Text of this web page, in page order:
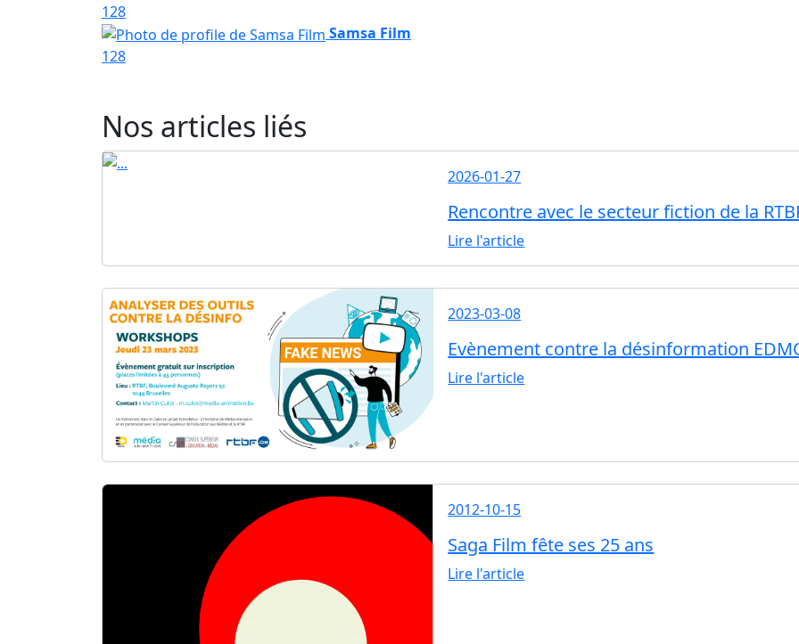
128
Samsa Film
128
Nos articles liés
2026-01-27
Rencontre avec le secteur fiction de la
Lire l'article
2023-03-08
Evènement contre la désinformation
Lire l'article
2012-10-15
Saga Film fête ses 25 ans
Lire l'article